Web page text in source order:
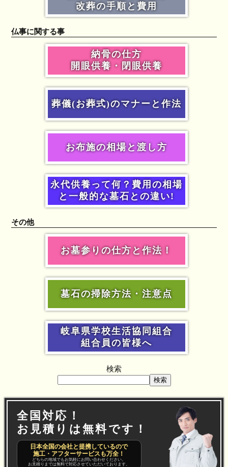
改葬の手順と費用
仏事に関する事
納骨の仕方
開眼供養・閉眼供養
葬儀(お葬式)のマナーと作法
お布施の相場と渡し方
永代供養って何？費用の相場
と一般的な墓石との違い!
その他
お墓参りの仕方と作法！
墓石の掃除方法・注意点
岐阜県学校生活協同組合
組合員の皆様へ
検索
検索
全国対応！
お見積りは無料です！
日本全国の会社と提携しているので
施工・アフターサービスも万全！
どちらの地域でもお気軽にお問い合わせください。
お見積りまでは無料で対応させていただいております。